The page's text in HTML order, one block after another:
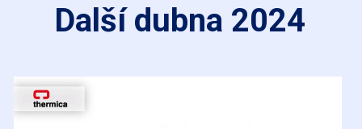
Další dubna 2024